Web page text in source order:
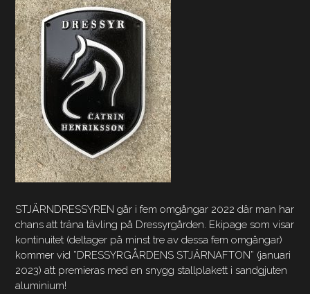
STJÄRNDRESSYREN går i fem omgångar 2022 där man har
chans att träna tävling på Dressyrgården. Ekipage som visar
kontinuitet (deltager på minst tre av dessa fem omgångar)
kommer vid ”DRESSYRGÅRDENS STJÄRNAFTON” (januari
2023) att premieras med en snygg stallplakett i sandgjuten
aluminium!